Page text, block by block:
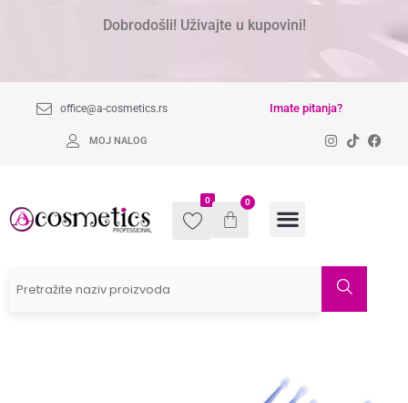
Dobrodošli! Uživajte u kupovini!
office@a-cosmetics.rs Imate pitanja?
MOJ NALOG
0 0